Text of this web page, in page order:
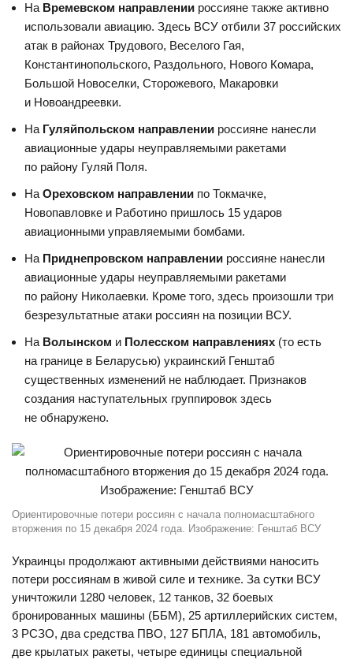
На Времевском направлении россияне также активно
использовали авиацию. Здесь ВСУ отбили 37 российских
атак в районах Трудового, Веселого Гая,
Константинопольского, Раздольного, Нового Комара,
Большой Новоселки, Сторожевого, Макаровки
и Новоандреевки.
На Гуляйпольском направлении россияне нанесли
авиационные удары неуправляемыми ракетами
по району Гуляй Поля.
На Ореховском направлении по Токмачке,
Новопавловке и Работино пришлось 15 ударов
авиационными управляемыми бомбами.
На Приднепровском направлении россияне нанесли
авиационные удары неуправляемыми ракетами
по району Николаевки. Кроме того, здесь произошли три
безрезультатные атаки россиян на позиции ВСУ.
На Волынском и Полесском направлениях (то есть
на границе в Беларусью) украинский Генштаб
существенных изменений не наблюдает. Признаков
создания наступательных группировок здесь
не обнаружено.
Ориентировочные потери россиян с начала полномасштабного
вторжения по 15 декабря 2024 года. Изображение: Генштаб ВСУ
Украинцы продолжают активными действиями наносить
потери россиянам в живой силе и технике. За сутки ВСУ
уничтожили 1280 человек, 12 танков, 32 боевых
бронированных машины (ББМ), 25 артиллерийских систем,
3 РСЗО, два средства ПВО, 127 БПЛА, 181 автомобиль,
две крылатых ракеты, четыре единицы специальной